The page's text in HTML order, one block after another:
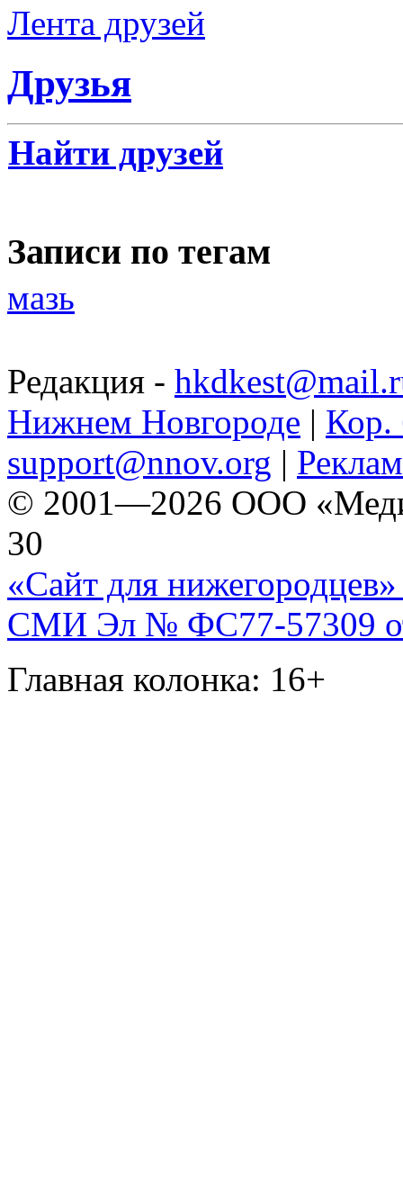
Лента друзей
Друзья
Найти друзей
Записи по тегам
мазь
Редакция -
Нижнем Новгороде | Кор.
support@nnov.org |
© 2001—2026 ООО
30
«Сайт для нижегородцев»
СМИ Эл № ФС77-57309
Главная колонка: 16+